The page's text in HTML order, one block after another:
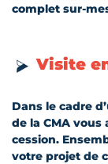
complet sur-
Visite
Dans le cadre
de la CMA
cession.
votre projet de